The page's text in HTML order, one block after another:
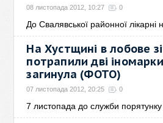
08 листопада 2012, 10:27 0
До Свалявської районної лікарні
На Хустщині в лобове
потрапили дві
загинула (ФОТО)
07 листопада 2012, 20:25 0
7 листопада до служби порятунку